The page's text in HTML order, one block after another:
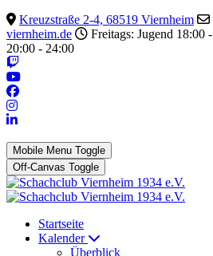
Kreuzstraße 2-4, 68519 Viernheim
viernheim.de
Freitags: Jugend 18:00
20:00 - 24:00
Mobile Menu Toggle
Off-Canvas Toggle
Startseite
Kalender
Überblick